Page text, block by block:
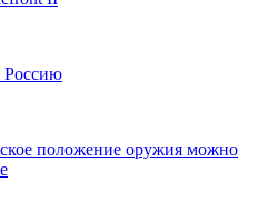
Россию
положение оружия можно